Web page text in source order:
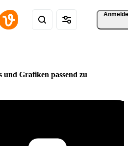
und Grafiken passend zu